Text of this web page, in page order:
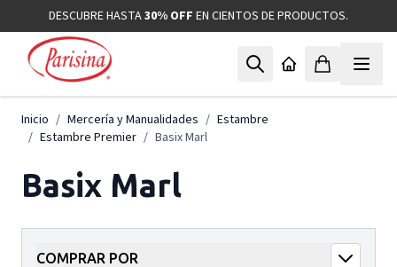
Ir al contenidoDESCUBRE HASTA30% OFF EN CIENTOS DE PRODUCTOS.
Inicio / Mercería y Manualidades / Estambre
/ Estambre Premier / Basix Marl
Basix Marl
COMPRAR POR